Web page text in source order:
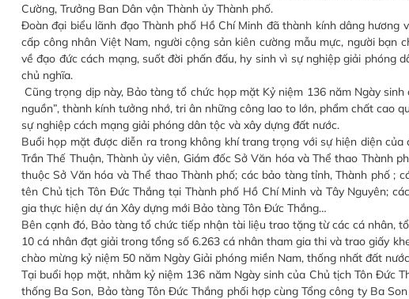
Cường, Trưởng Ban Dân vận Thành ủy Thành phố.
Đoàn đại biểu lãnh đạo Thành phố Hồ Chí Minh đã thành kính dâng
cấp công nhân Việt Nam, người cộng sản kiên cường mẫu mực, người
về đạo đức cách mạng, suốt đời phấn đấu, hy sinh vì sự nghiệp giải
chủ nghĩa.
Cũng trọng dịp này, Bảo tàng tổ chức họp mặt Kỷ niệm 136 năm Ngày
nguồn”, thành kính tưởng nhớ, tri ân những công lao to lớn, phẩm chất cao
sự nghiệp cách mạng giải phóng dân tộc và xây dựng đất nước.
Buổi họp mặt được diễn ra trong không khí trang trọng với sự hiện diện
Trần Thế Thuận, Thành ủy viên, Giám đốc Sở Văn hóa và Thể thao
thuộc Sở Văn hóa và Thể thao Thành phố; các bảo tàng tỉnh, Thành phố ;
tên Chủ tịch Tôn Đức Thắng tại Thành phố Hồ Chí Minh và Tây Nguyên;
gia thực hiện dự án Xây dựng mới Bảo tàng Tôn Đức Thắng…
Bên cạnh đó, Bảo tàng tổ chức tiếp nhận tài liệu trao tặng từ các cá nhân,
10 cá nhân đạt giải trong tổng số 6.263 cá nhân tham gia thi và trao giấy
chào mừng kỷ niệm 50 năm Ngày Giải phóng miền Nam, thống nhất đất
Tại buổi họp mặt, nhằm kỷ niệm 136 năm Ngày sinh của Chủ tịch Tôn Đức
thống Ba Son, Bảo tàng Tôn Đức Thắng phối hợp cùng Tổng công ty Ba